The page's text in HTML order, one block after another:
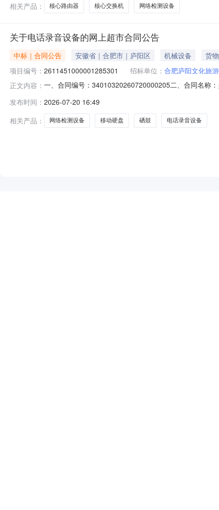
相关产品：
核心路由器 核心交换机 网络检测设备
关于电话录音设备的网上超市合同公告
中标｜合同公告 安徽省｜合肥市｜庐阳区 机械设备
货物
项目编号： 2611451000001285301 招标单位： 合肥庐阳文化旅
正文内容： 一、合同编号：34010320260720000205二、合同名称
省合肥市蜀山区合肥市蜀山区长江西路3号春天大厦
发布时间： 2026-07-20 16:49
相关产品：
网络检测设备 移动硬盘 硒鼓 电话录音设备